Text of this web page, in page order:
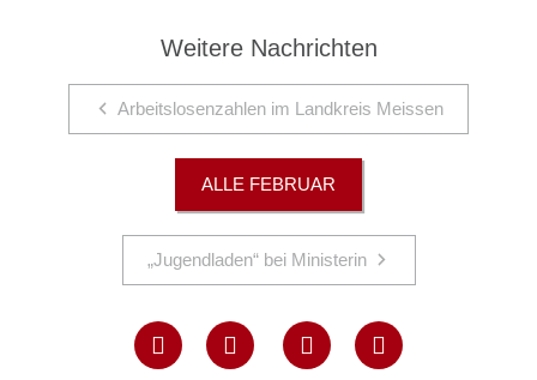
Weitere Nachrichten
Arbeitslosenzahlen im Landkreis Meissen
ALLE FEBRUAR
„Jugendladen“ bei Ministerin